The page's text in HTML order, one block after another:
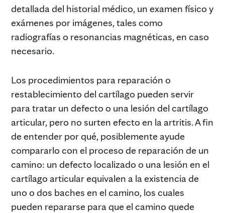
detallada del historial médico, un examen físico y
exámenes por imágenes, tales como
radiografías o resonancias magnéticas, en caso
necesario.
Los procedimientos para reparación o
restablecimiento del cartílago pueden servir
para tratar un defecto o una lesión del cartílago
articular, pero no surten efecto en la artritis. A fin
de entender por qué, posiblemente ayude
compararlo con el proceso de reparación de un
camino: un defecto localizado o una lesión en el
cartílago articular equivalen a la existencia de
uno o dos baches en el camino, los cuales
pueden repararse para que el camino quede